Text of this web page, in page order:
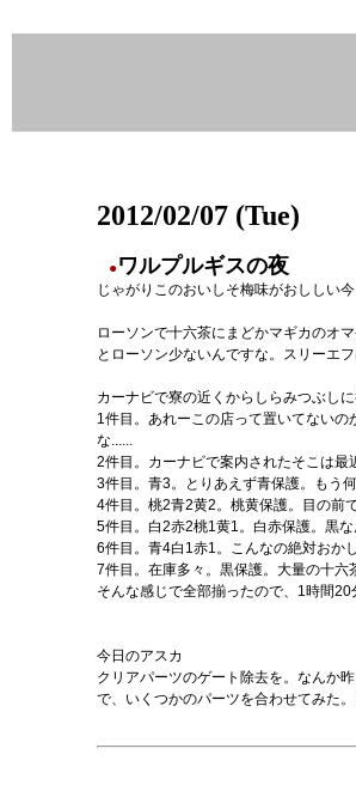
2012/02/07 (Tue)
●ワルプルギスの夜
じゃがりこのおいしそ梅味がおししい今
ローソンで十六茶にまどかマギカのオ
とローソン少ないんですな。スリーエフ
カーナビで寮の近くからしらみつぶしに
1件目。あれーこの店って置いてない
な......
2件目。カーナビで案内されたそこは最
3件目。青3。とりあえず青保護。もう何
4件目。桃2青2黄2。桃黄保護。目の前
5件目。白2赤2桃1黄1。白赤保護。黒な
6件目。青4白1赤1。こんなの絶対おかし
7件目。在庫多々。黒保護。大量の十六
そんな感じで全部揃ったので、1時間
今日のアスカ
クリアパーツのゲート除去を。なんか
で、いくつかのパーツを合わせてみた